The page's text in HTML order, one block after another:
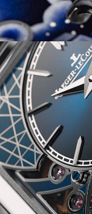
FOLLOW US
ライフスタイル
情報をさらに充
「AdvancedClub
「AdvancedClub
の一覧、プレミ
クルーシブアイ
メールマガジン
のタブロイドマ
ご負担いただく
みいただけます。
登録は無料です